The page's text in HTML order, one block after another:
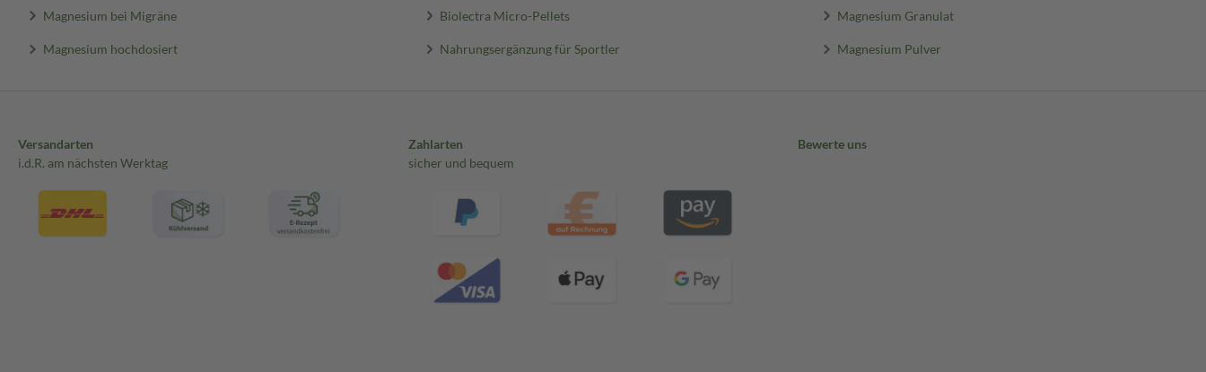
Magnesium bei Migräne Biolectra Micro-Pellets Magnesium Granulat
Magnesium hochdosiert Nahrungsergänzung für Sportler Magnesium Pulver
Versandarten
i.d.R. am nächsten Werktag
Zahlarten
sicher und bequem
Bewerte uns